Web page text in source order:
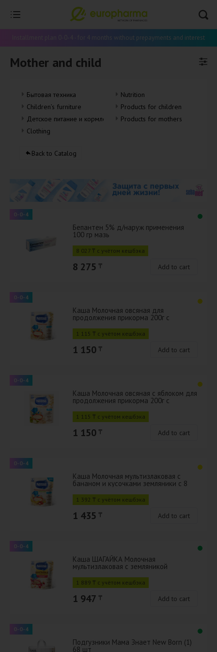
Installment plan 0-0-4 - for 4 months without prepayments and interest
Mother and child
Бытовая техника
Children’s furniture
Детское питание и кормление
Clothing
Nutrition
Products for children
Products for mothers
Back to Catalog
0-0-4
Бепантен 5% д/наруж применения
100 гр мазь
8 027 ₸ с учётом кешбэка
8 275 ₸ Add to cart
0-0-4
Каша Молочная овсяная для
продолжения прикорма 200г с
1 115 ₸ с учётом кешбэка
1 150 ₸ Add to cart
0-0-4
Каша Молочная овсяная с яблоком для
продолжения прикорма 200г с
1 115 ₸ с учётом кешбэка
1 150 ₸ Add to cart
0-0-4
Каша Молочная мультизлаковая с
бананом и кусочками земляники с 8
1 392 ₸ с учётом кешбэка
1 435 ₸ Add to cart
0-0-4
Каша ШАГАЙКА Молочная
мультизлаковая с земляникой
190г с бифидоба
1 889 ₸ с учётом кешбэка
1 947 ₸ Add to cart
0-0-4
Подгузники Мама Знает New Born (1)
68 шт